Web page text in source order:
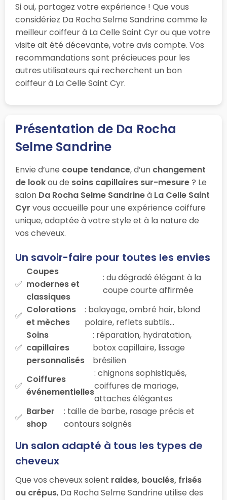
Si oui, partagez votre expérience ! Que vous
considériez Da Rocha Selme Sandrine comme le
meilleur coiffeur à La Celle Saint Cyr ou que votre
visite ait été décevante, votre avis compte. Vos
recommandations sont précieuces pour les
autres utilisateurs qui recherchent un bon
coiffeur à La Celle Saint Cyr.
Présentation de Da Rocha
Selme Sandrine
Envie d’une coupe tendance, d’un changement
de lookou de soins capillaires sur-mesure? Le
salon Da Rocha Selme Sandrineà La Celle Saint
Cyr vous accueille pour une expérience coiffure
unique, adaptée à votre style et à la nature de
vos cheveux.
Un savoir-faire pour toutes les envies
Coupes
modernes et
classiques
: du dégradé élégant à la
coupe courte affirmée
Colorations
et mèches
: balayage, ombré hair, blond
polaire, reflets subtils…
Soins
capillaires
personnalisés
: réparation, hydratation,
botox capillaire, lissage
brésilien
Coiffures
événementielles
: chignons sophistiqués,
coiffures de mariage,
attaches élégantes
Barber
shop
: taille de barbe, rasage précis et
contours soignés
Un salon adapté à tous les types de
cheveux
Que vos cheveux soient raides, bouclés, frisés
ou crépus, Da Rocha Selme Sandrine utilise des